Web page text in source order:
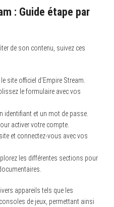
: Guide étape par
de son contenu, suivez ces
site officiel d’Empire Stream.
le formulaire avec vos
identifiant et un mot de passe.
activer votre compte.
et connectez-vous avec vos
les différentes sections pour
appareils tels que les
de jeux, permettant ainsi